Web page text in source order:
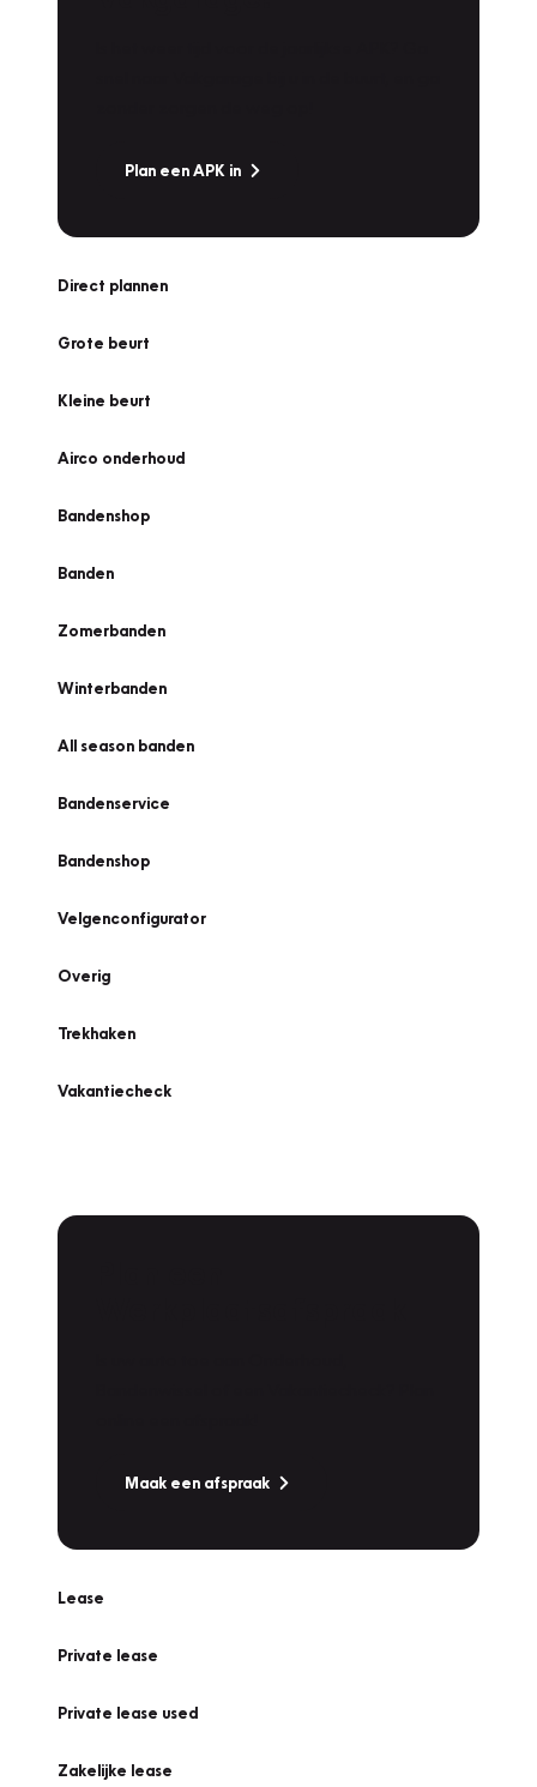
Plan een APK in
Direct plannen
Grote beurt
Kleine beurt
Airco onderhoud
Bandenshop
Banden
Zomerbanden
Winterbanden
All season banden
Bandenservice
Bandenshop
Velgenconfigurator
Overig
Trekhaken
Vakantiecheck
Maak een afspraak
Lease
Private lease
Private lease used
Zakelijke lease